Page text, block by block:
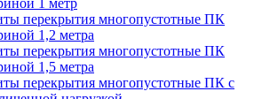
1 метр
перекрытия многопустотные ПК
1,2 метра
перекрытия многопустотные ПК
1,5 метра
перекрытия многопустотные ПК с